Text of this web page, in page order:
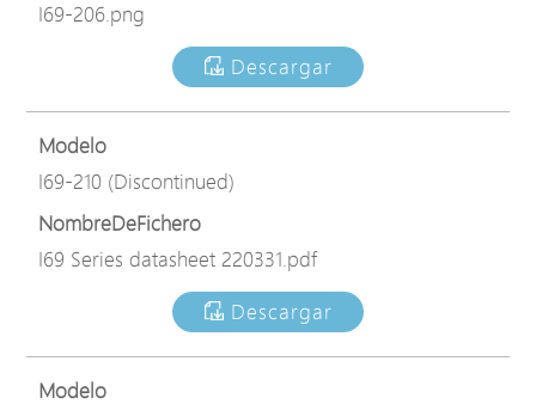
I69-206.png
Descargar
Modelo
I69-210 (Discontinued)
NombreDeFichero
I69 Series datasheet 220331.pdf
Descargar
Modelo